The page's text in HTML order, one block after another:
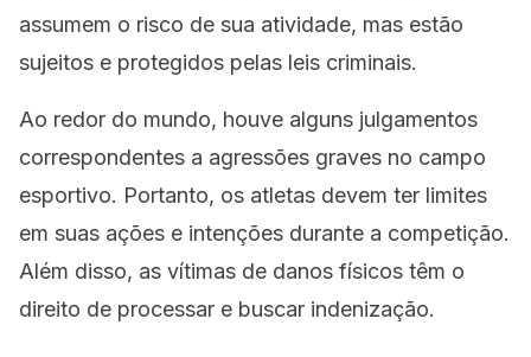
assumem o risco de sua atividade, mas estão
sujeitos e protegidos pelas leis criminais.
Ao redor do mundo, houve alguns julgamentos
correspondentes a agressões graves no campo
esportivo. Portanto, os atletas devem ter limites
em suas ações e intenções durante a competição.
Além disso, as vítimas de danos físicos têm o
direito de processar e buscar indenização.